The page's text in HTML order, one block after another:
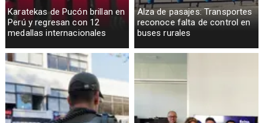
Karatekas de Pucón brillan en
Perú y regresan con 12
medallas internacionales
Alza de pasajes: Transportes
reconoce falta de control en
buses rurales